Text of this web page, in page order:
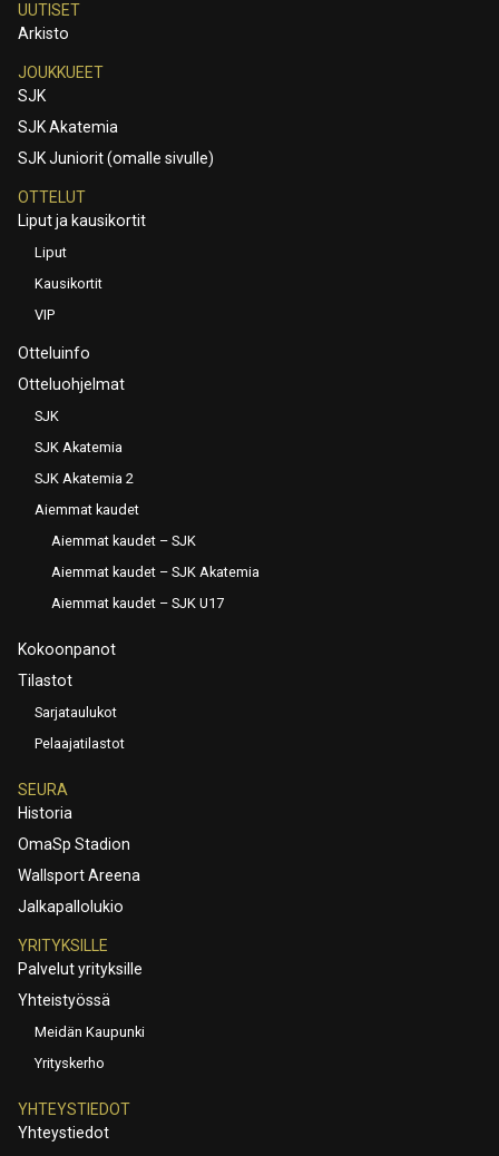
UUTISET
Arkisto
JOUKKUEET
SJK
SJK Akatemia
SJK Juniorit (omalle sivulle)
OTTELUT
Liput ja kausikortit
Liput
Kausikortit
VIP
Otteluinfo
Otteluohjelmat
SJK
SJK Akatemia
SJK Akatemia 2
Aiemmat kaudet
Aiemmat kaudet – SJK
Aiemmat kaudet – SJK Akatemia
Aiemmat kaudet – SJK U17
Kokoonpanot
Tilastot
Sarjataulukot
Pelaajatilastot
SEURA
Historia
OmaSp Stadion
Wallsport Areena
Jalkapallolukio
YRITYKSILLE
Palvelut yrityksille
Yhteistyössä
Meidän Kaupunki
Yrityskerho
YHTEYSTIEDOT
Yhteystiedot